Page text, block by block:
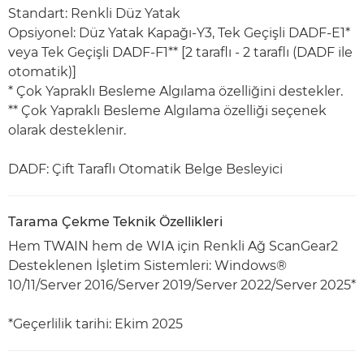
Standart: Renkli Düz Yatak
Opsiyonel: Düz Yatak Kapağı-Y3, Tek Geçişli DADF-E1*
veya Tek Geçişli DADF-F1** [2 taraflı - 2 taraflı (DADF ile
otomatik)]
* Çok Yapraklı Besleme Algılama özelliğini destekler.
** Çok Yapraklı Besleme Algılama özelliği seçenek
olarak desteklenir.
DADF: Çift Taraflı Otomatik Belge Besleyici
Tarama Çekme Teknik Özellikleri
Hem TWAIN hem de WIA için Renkli Ağ ScanGear2
Desteklenen İşletim Sistemleri: Windows®
10/11/Server 2016/Server 2019/Server 2022/Server 2025*
*Geçerlilik tarihi: Ekim 2025